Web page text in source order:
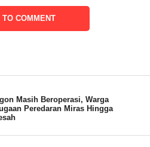
Desa Lewi Coo kegiatan ini
Pembangunan
desa diwajibkan untuk
rencana pembangunan, rencana
pembangunan, selanjutnya
dan diteruskan ke tingkat
TO COMMENT
Masih Beroperasi, Warga
Peredaran Miras Hingga